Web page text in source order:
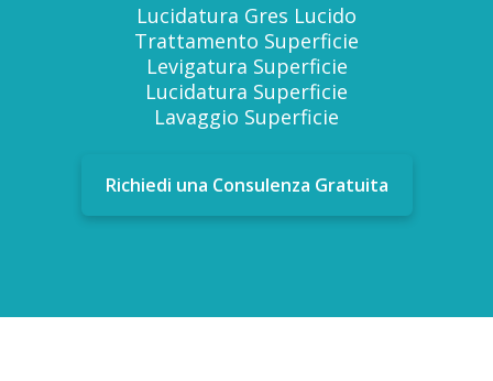
Lucidatura Gres Lucido
Trattamento Superficie
Levigatura Superficie
Lucidatura Superficie
Lavaggio Superficie
Richiedi una Consulenza Gratuita